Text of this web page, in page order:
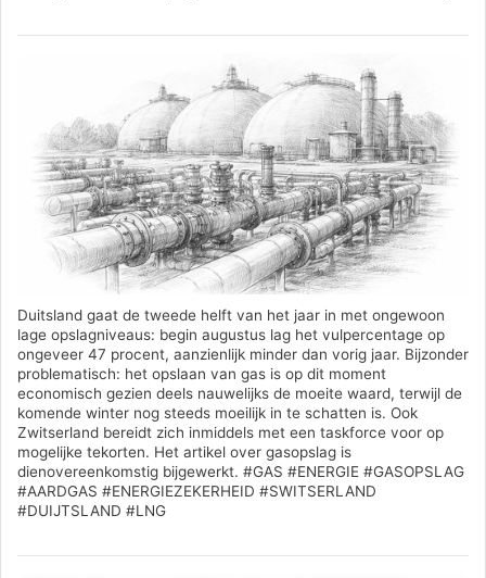
Duitsland gaat de tweede helft van het jaar in met ongewoon
lage opslagniveaus: begin augustus lag het vulpercentage op
ongeveer 47 procent, aanzienlijk minder dan vorig jaar. Bijzonder
problematisch: het opslaan van gas is op dit moment
economisch gezien deels nauwelijks de moeite waard, terwijl de
komende winter nog steeds moeilijk in te schatten is. Ook
Zwitserland bereidt zich inmiddels met een taskforce voor op
mogelijke tekorten. Het artikel over gasopslag is
dienovereenkomstig bijgewerkt. #GAS #ENERGIE #GASOPSLAG
#AARDGAS #ENERGIEZEKERHEID #SWITSERLAND
#DUIJTSLAND #LNG